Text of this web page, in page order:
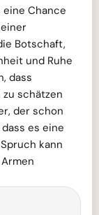
Chance
Botschaft,
und Ruhe
dass
schätzen
der schon
es eine
kann